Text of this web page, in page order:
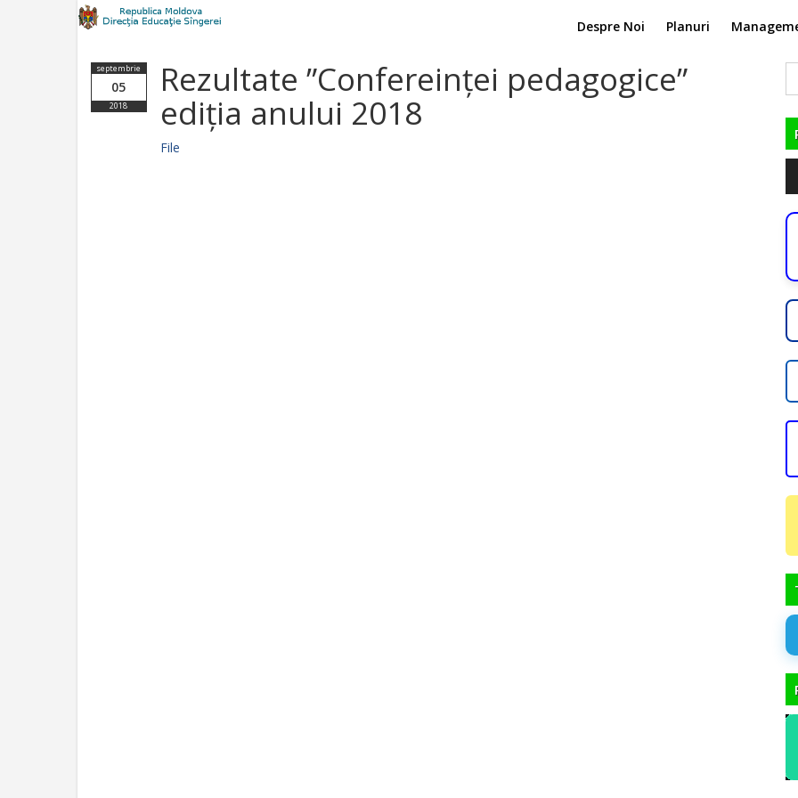
Despre Noi Planuri
septembrie
05
2018
Rezultate ”Confereinței pedagogice”
ediția anului 2018
File